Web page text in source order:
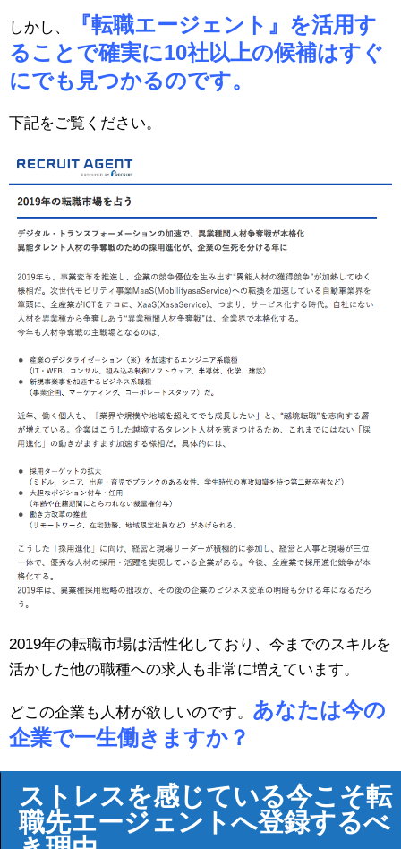
しかし、
『転職エージェント』を活用す
ることで確実に10社以上の候補はすぐ
にでも見つかるのです。
下記をご覧ください。
2019年の転職市場は活性化しており、今までのスキルを
活かした他の職種への求人も非常に増えています。
どこの企業も人材が欲しいのです。 あなたは今の
企業で一生働きますか？
ストレスを感じている今こそ転
職先エージェントへ登録するべ